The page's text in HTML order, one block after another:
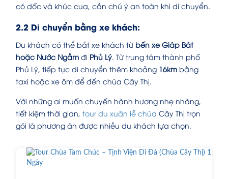
có dốc và khúc cua, cần chú ý an toàn khi di chuyển.
2.2 Di chuyển bằng xe khách:
Du khách có thể bắt xe khách từ bến xe Giáp Bát
hoặc Nước Ngầm đi Phủ Lý . Từ trung tâm thành phố
Phủ Lý, tiếp tục di chuyển thêm khoảng 16km bằng
taxi hoặc xe ôm để đến chùa Cây Thị.
Với những ai muốn chuyến hành hương nhẹ nhàng,
tiết kiệm thời gian, tour du xuân lễ chùa Cây Thị trọn
gói là phương án được nhiều du khách lựa chọn.